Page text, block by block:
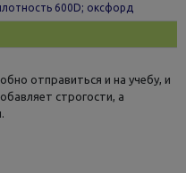
600D; оксфорд
отправиться и на учебу, и
строгости, а